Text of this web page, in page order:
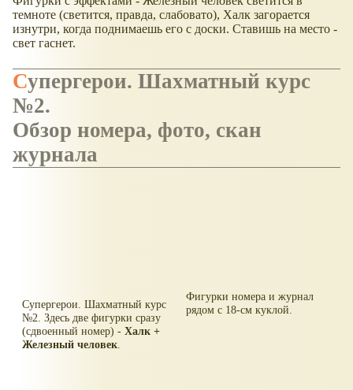
темноте (светится, правда, слабовато), Халк загорается
изнутри, когда поднимаешь его с доски. Ставишь на место -
свет гаснет.
Супергерои. Шахматный курс
№2.
Обзор номера, фото, скан
журнала
Супергерои. Шахматный курс
№2. Здесь две фигурки сразу
(сдвоенный номер) -Халк +
Железный человек
Фигурки номера и журнал
рядом с 18-см куклой.